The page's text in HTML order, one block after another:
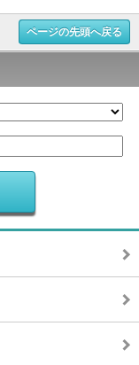
ページの先頭へ戻る